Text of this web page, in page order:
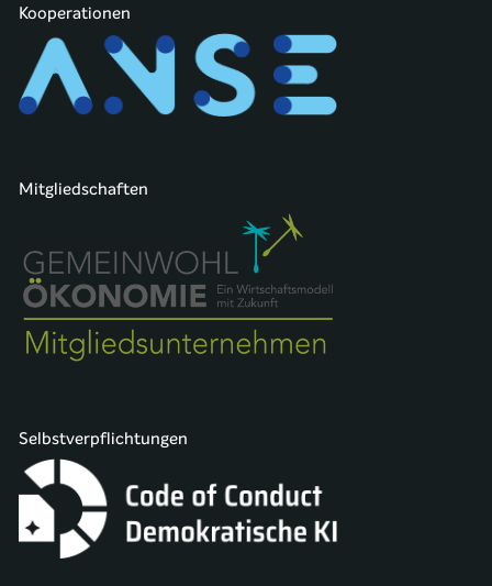
Kooperationen
Mitgliedschaften
Selbstverpflichtungen